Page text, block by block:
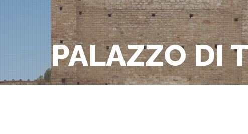
PALAZZO DI